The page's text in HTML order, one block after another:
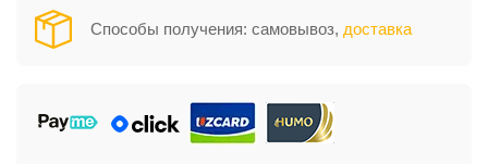
Способы получения: самовывоз, доставка